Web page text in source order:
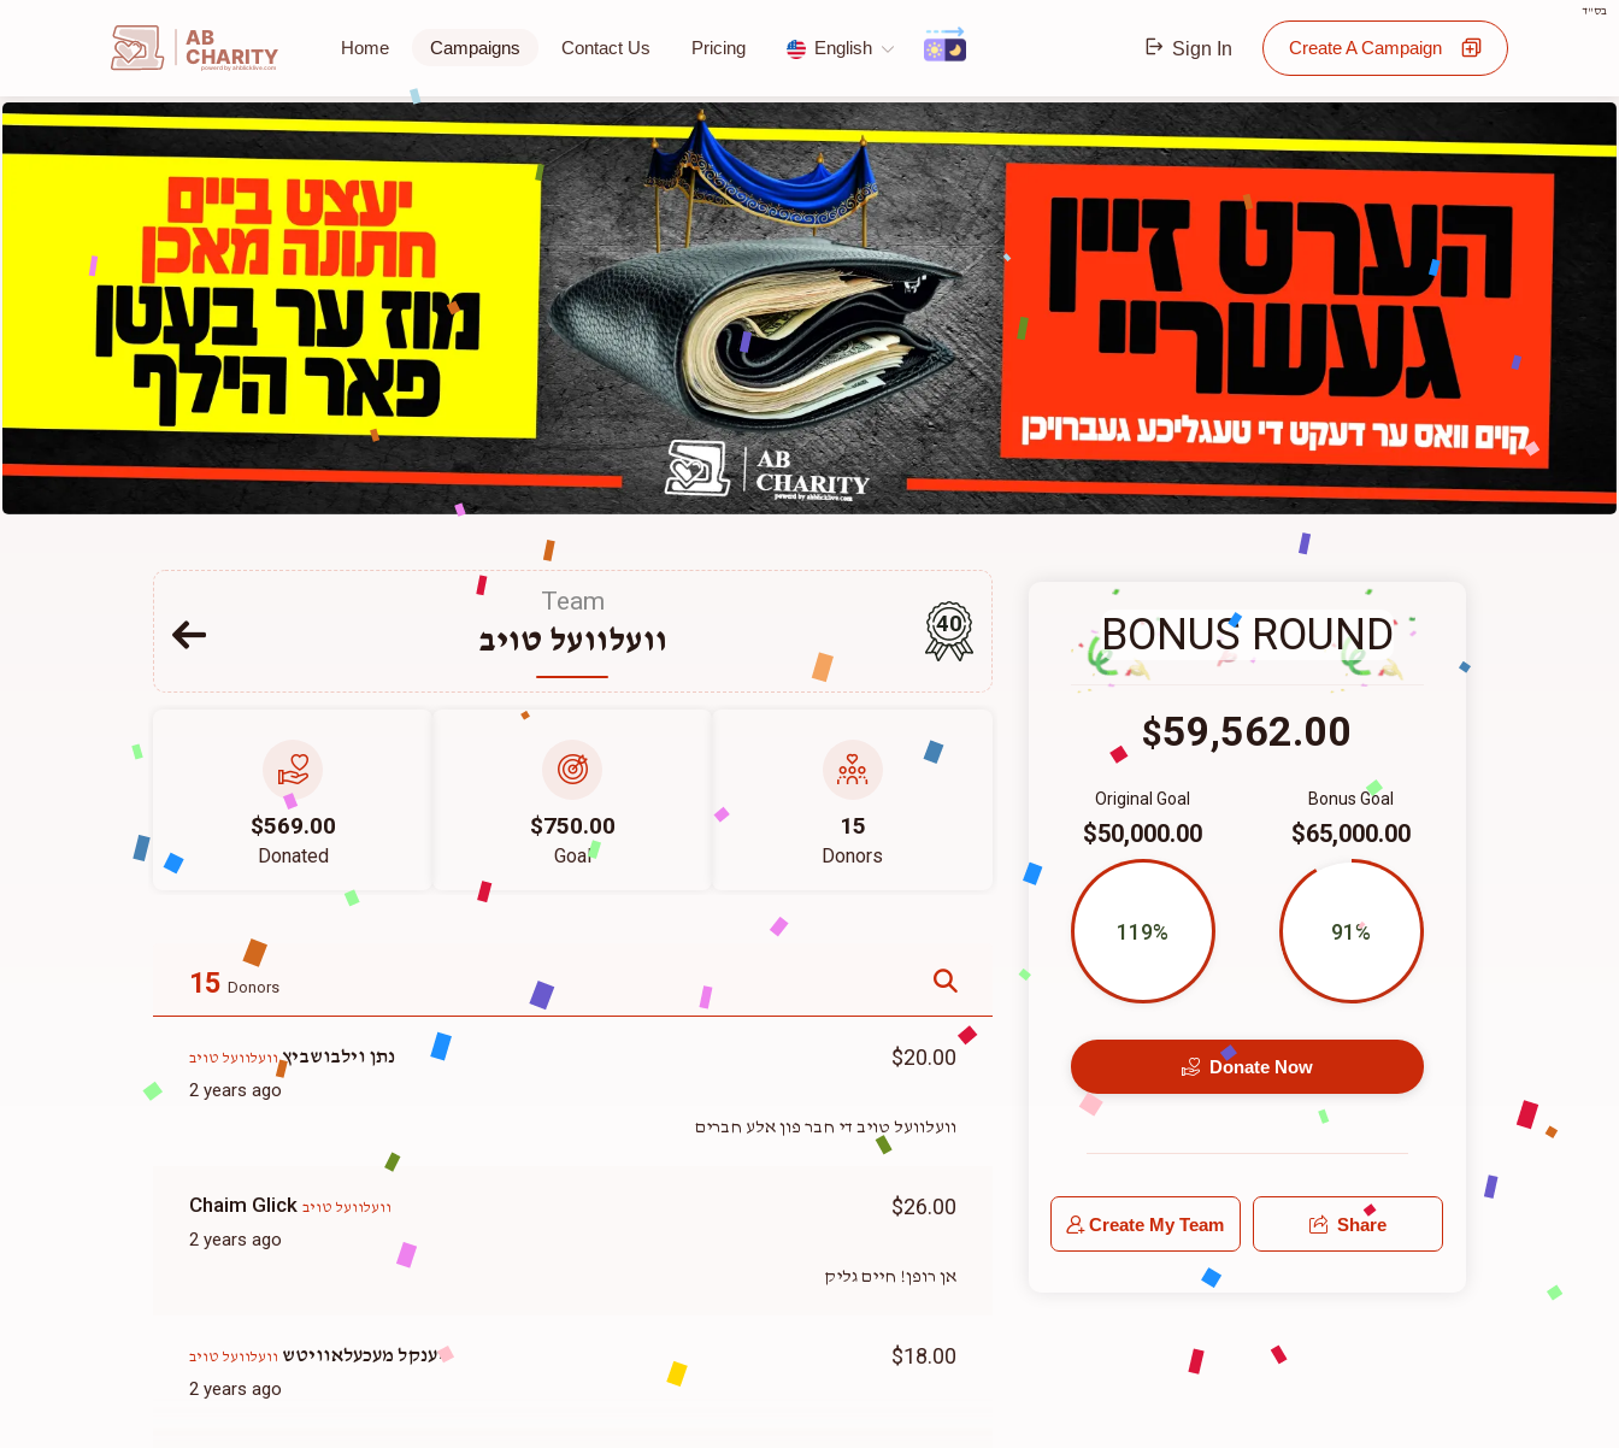
בס"ד
AB
CHARITY
powerd by ahblicklive.com
Home Campaigns Contact Us Pricing English Sign In Create A Campaign
Team
וועלוועל טויב 40
$569.00
Donated
$750.00
Goal
15
Donors
15 Donors
נתן וילבושביץוועלוועל טויב
2 years ago
$20.00
וועלוועל טויב די חבר פון אלע חברים
Chaim Glick וועלוועל טויב
2 years ago
$26.00
אן רופן! חיים גליק
יענקל מעכעלאוויטש וועלוועל טויב
2 years ago
$18.00
BONUS ROUND
$59,562.00
Bonus Goal
$65,000.00
91%
Original Goal
$50,000.00
119%
Donate Now
Create My Team Share